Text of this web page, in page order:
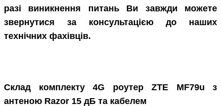
разі виникнення питань Ви завжди можете
звернутися за консультацією до наших
технічних фахівців.
Склад комплекту 4G роутер ZTE MF79u з
антеною Razor 15 дБ та кабелем